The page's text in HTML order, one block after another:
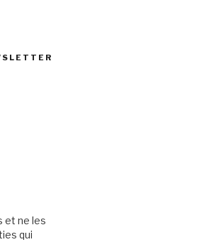
et ne les
qui